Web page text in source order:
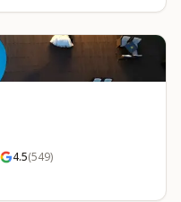
4.5(549)